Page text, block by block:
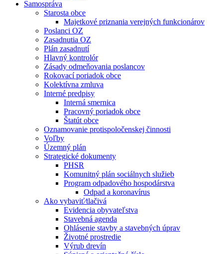
Samospráva
Starosta obce
Majetkové priznania verejných funkcionárov
Poslanci OZ
Zasadnutia OZ
Plán zasadnutí
Hlavný kontrolór
Zásady odmeňovania poslancov
Rokovací poriadok obce
Kolektívna zmluva
Interné predpisy
Interná smernica
Pracovný poriadok obce
Štatút obce
Oznamovanie protispoločenskej činnosti
Voľby
Územný plán
Strategické dokumenty
PHSR
Komunitný plán sociálnych služieb
Program odpadového hospodárstva
Odpad a koronavírus
Ako vybaviť⁄tlačivá
Evidencia obyvateľstva
Stavebná agenda
Ohlásenie stavby a stavebných úprav
Životné prostredie
Výrub drevín